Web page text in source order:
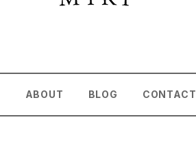
ABOUT BLOG CONTACT